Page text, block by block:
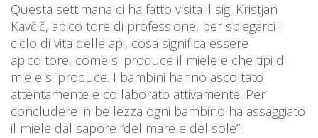
Questa settimana ci ha fatto visita il sig. Kristjan
Kavčič, apicoltore di professione, per spiegarci il
ciclo di vita delle api, cosa significa essere
apicoltore, come si produce il miele e che tipi di
miele si produce. I bambini hanno ascoltato
attentamente e collaborato attivamente. Per
concludere in bellezza ogni bambino ha assaggiato
il miele dal sapore “del mare e del sole”.